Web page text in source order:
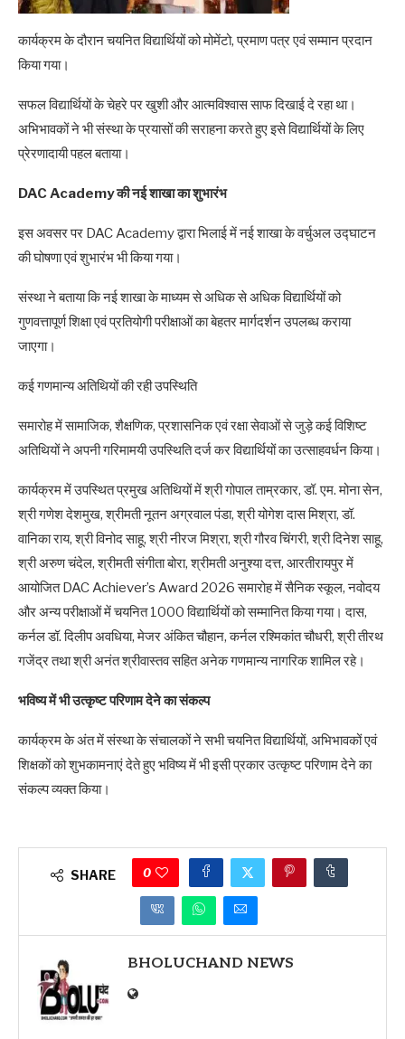
कार्यक्रम के दौरान चयनित विद्यार्थियों को मोमेंटो, प्रमाण पत्र एवं सम्मान प्रदान
किया गया।
सफल विद्यार्थियों के चेहरे पर खुशी और आत्मविश्वास साफ दिखाई दे रहा था।
अभिभावकों ने भी संस्था के प्रयासों की सराहना करते हुए इसे विद्यार्थियों के लिए
प्रेरणादायी पहल बताया।
DAC Academy की नई शाखा का शुभारंभ
इस अवसर पर DAC Academy द्वारा भिलाई में नई शाखा के वर्चुअल उद्घाटन
की घोषणा एवं शुभारंभ भी किया गया।
संस्था ने बताया कि नई शाखा के माध्यम से अधिक से अधिक विद्यार्थियों को
गुणवत्तापूर्ण शिक्षा एवं प्रतियोगी परीक्षाओं का बेहतर मार्गदर्शन उपलब्ध कराया
जाएगा।
कई गणमान्य अतिथियों की रही उपस्थिति
समारोह में सामाजिक, शैक्षणिक, प्रशासनिक एवं रक्षा सेवाओं से जुड़े कई विशिष्ट
अतिथियों ने अपनी गरिमामयी उपस्थिति दर्ज कर विद्यार्थियों का उत्साहवर्धन किया।
कार्यक्रम में उपस्थित प्रमुख अतिथियों में श्री गोपाल ताम्रकार, डॉ. एम. मोना सेन,
श्री गणेश देशमुख, श्रीमती नूतन अग्रवाल पंडा, श्री योगेश दास मिश्रा, डॉ.
वानिका राय, श्री विनोद साहू, श्री नीरज मिश्रा, श्री गौरव चिंगरी, श्री दिनेश साहू,
श्री अरुण चंदेल, श्रीमती संगीता बोरा, श्रीमती अनुश्या दत्त, आरतीरायपुर में
आयोजित DAC Achiever’s Award 2026 समारोह में सैनिक स्कूल, नवोदय
और अन्य परीक्षाओं में चयनित 1000 विद्यार्थियों को सम्मानित किया गया। दास,
कर्नल डॉ. दिलीप अवधिया, मेजर अंकित चौहान, कर्नल रश्मिकांत चौधरी, श्री तीरथ
गजेंद्र तथा श्री अनंत श्रीवास्तव सहित अनेक गणमान्य नागरिक शामिल रहे।
भविष्य में भी उत्कृष्ट परिणाम देने का संकल्प
कार्यक्रम के अंत में संस्था के संचालकों ने सभी चयनित विद्यार्थियों, अभिभावकों एवं
शिक्षकों को शुभकामनाएं देते हुए भविष्य में भी इसी प्रकार उत्कृष्ट परिणाम देने का
संकल्प व्यक्त किया।
SHARE 0
BHOLUCHAND NEWS